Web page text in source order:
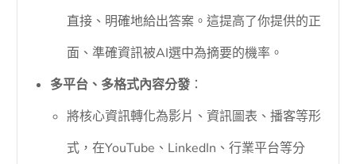
直接、明確地給出答案。這提高了你提供的正
面、準確資訊被AI選中為摘要的機率。
多平台、多格式內容分發 ：
將核心資訊轉化為影片、資訊圖表、播客等形
式，在YouTube、LinkedIn、行業平台等分